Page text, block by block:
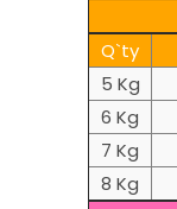
Q`ty
5 Kg
6 Kg
7 Kg
8 Kg